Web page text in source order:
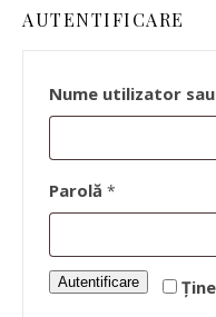
AUTENTIFICARE
Nume utilizator
Parolă *
Autentificare